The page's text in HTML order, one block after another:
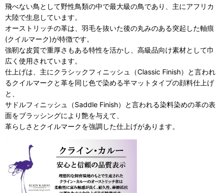
飛べない鳥として野性鳥類の中で最大級の鳥であり、主にアフリカ
大陸で生息しています。
オーストリッチの革は、羽毛を抜いた後の丸みのある突起した軸痕
(クイルマーク)が特徴です。
強靭な皮質で重厚さもある特性を活かし、高級品向け素材として巾
広く使用されています。
仕上げは、主にクラシックフィニッシュ（Classic Finish）と言われ
るクイルマークと革を同じ色で染める半マットタイプの顔料仕上げ
と、
サドルフィニッシュ（Saddle Finish）と言われる染料染めの革の表
面をブラッシングにより艶を与えて、
革らしさとクイルマークを強調した仕上げがあります。